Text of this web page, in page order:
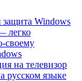
защита Windows
легко
своему
на телевизор
русском языке